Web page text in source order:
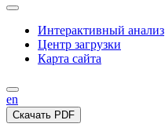
Интерактивный анализ
Центр загрузки
Карта сайта
en
Скачать PDF